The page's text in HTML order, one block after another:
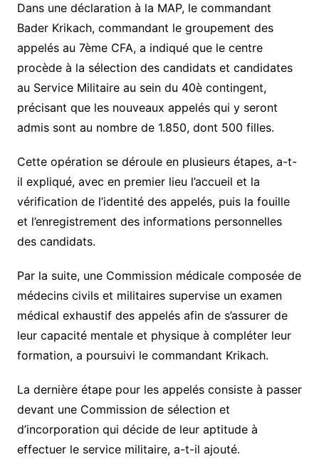
Dans une déclaration à la MAP, le commandant
Bader Krikach, commandant le groupement des
appelés au 7ème CFA, a indiqué que le centre
procède à la sélection des candidats et candidates
au Service Militaire au sein du 40è contingent,
précisant que les nouveaux appelés qui y seront
admis sont au nombre de 1.850, dont 500 filles.
Cette opération se déroule en plusieurs étapes, a-t-
il expliqué, avec en premier lieu l’accueil et la
vérification de l’identité des appelés, puis la fouille
et l’enregistrement des informations personnelles
des candidats.
Par la suite, une Commission médicale composée de
médecins civils et militaires supervise un examen
médical exhaustif des appelés afin de s’assurer de
leur capacité mentale et physique à compléter leur
formation, a poursuivi le commandant Krikach.
La dernière étape pour les appelés consiste à passer
devant une Commission de sélection et
d’incorporation qui décide de leur aptitude à
effectuer le service militaire, a-t-il ajouté.